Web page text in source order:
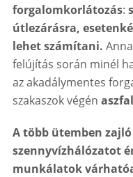
forgalomkorlátozás:
útlezárásra,
lehet számítani.
felújítás során minél
az akadálymentes
szakaszok végén
A több ütemben
szennyvízhálózatot
munkálatok